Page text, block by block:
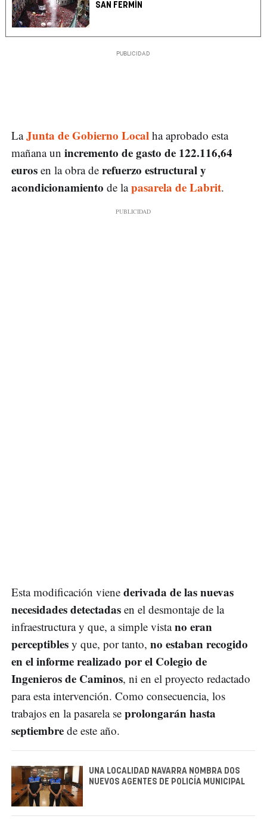
SAN FERMÍN
LaJunta de Gobierno Local ha aprobado esta
mañana un incremento de gasto de 122.116,64
euros en la obra de refuerzo estructural y
acondicionamiento de lapasarela de Labrit.
Esta modificación viene derivada de las nuevas
necesidades detectadas en el desmontaje de la
infraestructura y que, a simple vistano eran
perceptibles y que, por tanto, no estaban recogido
en el informe realizado por el Colegio de
Ingenieros de Caminos, ni en el proyecto redactado
para esta intervención. Como consecuencia, los
trabajos en la pasarela se prolongarán hasta
septiembre de este año.
UNA LOCALIDAD NAVARRA NOMBRA DOS
NUEVOS AGENTES DE POLICÍA MUNICIPAL